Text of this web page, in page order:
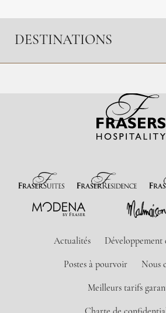
DESTINATIONS
Actualités Développement
Postes à pourvoir Nous
Meilleurs tarifs